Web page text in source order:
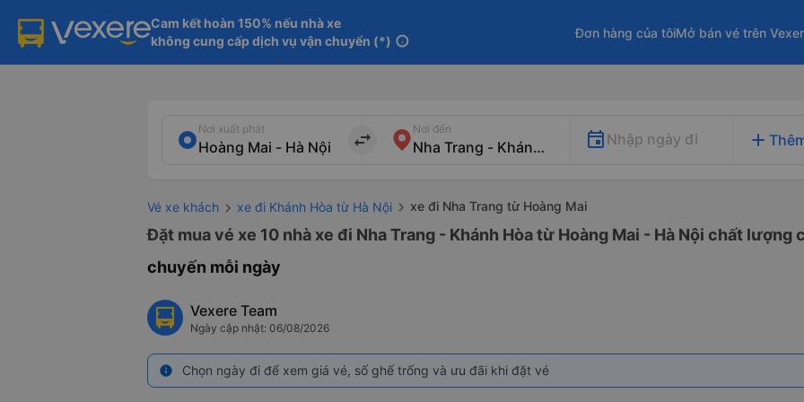
Cam kết hoàn 150% nếu nhà xe
không cung cấp dịch vụ vận chuyển (*) info
Đơn hàng của tôiMở bán vé trên
Nơi xuất phát
import_export
Nơi đến
Nhập ngày đi add
Vé xe khách xe đi Khánh Hòa từ Hà Nội xe đi Nha Trang từ Hoàng Mai
Đặt mua vé xe 10 nhà xe đi Nha Trang - Khánh Hòa từ Hoàng Mai - Hà Nội chất lượng
chuyến mỗi ngày
Vexere Team
Ngày cập nhật: 06/08/2026
info Chọn ngày đi để xem giá vé, số ghế trống và ưu đãi khi đặt vé